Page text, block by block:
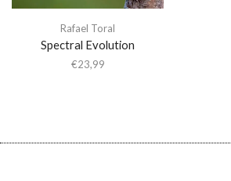
Rafael Toral
Spectral Evolution
€23,99